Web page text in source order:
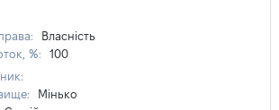
Власність
%:
100
Мінько